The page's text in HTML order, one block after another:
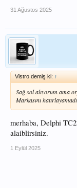
31 Ağustos 2025
Vistro demiş ki: ↑
Sağ sol alıyorum ama
Markasını
merhaba, Delphi
alaiblirsiniz.
1 Eylül 2025